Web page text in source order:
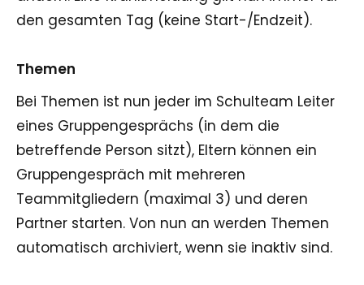
den gesamten Tag (keine Start-/Endzeit).
Themen
Bei Themen ist nun jeder im Schulteam Leiter
eines Gruppengesprächs (in dem die
betreffende Person sitzt), Eltern können ein
Gruppengespräch mit mehreren
Teammitgliedern (maximal 3) und deren
Partner starten. Von nun an werden Themen
automatisch archiviert, wenn sie inaktiv sind.